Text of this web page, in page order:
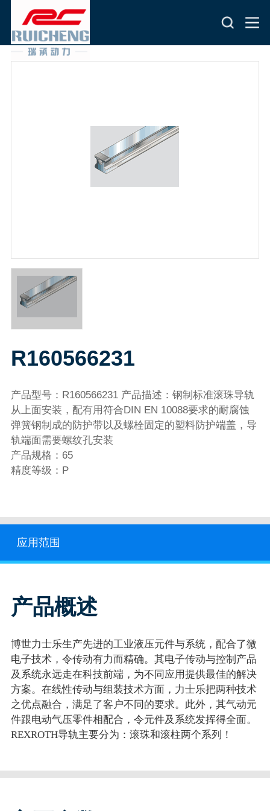
R160566231
产品型号：R160566231 产品描述：钢制标准滚珠导轨
从上面安装，配有用符合DIN EN 10088要求的耐腐蚀
弹簧钢制成的防护带以及螺栓固定的塑料防护端盖，导
轨端面需要螺纹孔安装
产品规格：65
精度等级：P
应用范围
产品概述
博世力士乐生产先进的工业液压元件与系统，配合了微
电子技术，令传动有力而精确。其电子传动与控制产品
及系统永远走在科技前端，为不同应用提供最佳的解决
方案。在线性传动与组装技术方面，力士乐把两种技术
之优点融合，满足了客户不同的要求。此外，其气动元
件跟电动气压零件相配合，令元件及系统发挥得全面。
REXROTH导轨主要分为：滚珠和滚柱两个系列！